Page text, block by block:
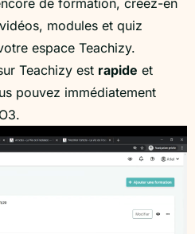
de formation, créez-en
modules et quiz
espace Teachizy.
Teachizy est rapide et
pouvez immédiatement